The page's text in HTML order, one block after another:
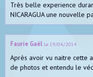
Très belle experience
NICARAGUA une nouvelle
Faurie Gaël Le 19/04/2014
Après avoir vu naitre cette
de photos et entendu le